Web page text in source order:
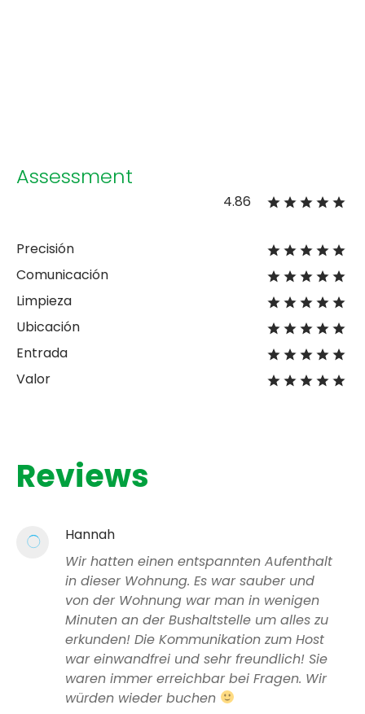
Assessment
4.86
Precisión
Comunicación
Limpieza
Ubicación
Entrada
Valor
Reviews
Hannah
Wir hatten einen entspannten Aufenthalt
in dieser Wohnung. Es war sauber und
von der Wohnung war man in wenigen
Minuten an der Bushaltstelle um alles zu
erkunden! Die Kommunikation zum Host
war einwandfrei und sehr freundlich! Sie
waren immer erreichbar bei Fragen. Wir
würden wieder buchen